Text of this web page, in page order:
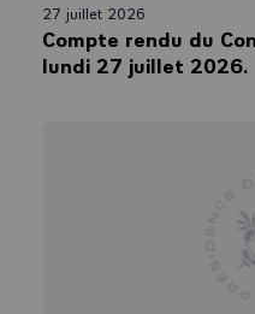
27 juillet 2026
Compte rendu du
lundi 27 juillet 2026.